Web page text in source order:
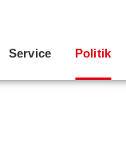
Service Politik